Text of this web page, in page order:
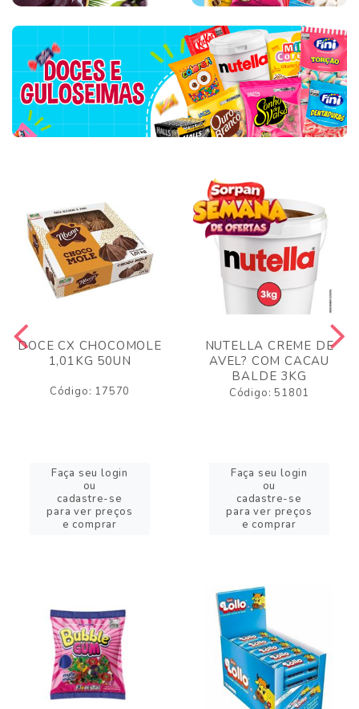
DOCE CX CHOCOMOLE
1,01KG 50UN
Código: 17570
Faça seu login
ou
cadastre-se
para ver preços
e comprar
NUTELLA CREME DE
AVEL? COM CACAU
BALDE 3KG
Código: 51801
Faça seu login
ou
cadastre-se
para ver preços
e comprar